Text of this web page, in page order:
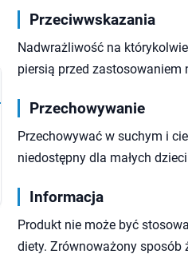
Przeciwwskazania
Nadwrażliwość na
piersią przed
Przechowywanie
Przechowywać w suchym i
niedostępny dla małych
Informacja
Produkt nie może być
diety. Zrównoważony sposób